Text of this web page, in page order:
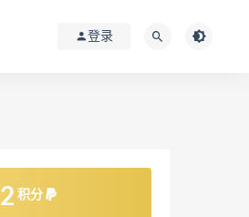
登录
2 积分